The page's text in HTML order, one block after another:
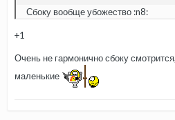
Сбоку вообще убожество :n8:
+1
Очень не гармонично сбоку
маленькие